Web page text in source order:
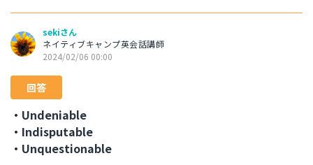
sekiさん
ネイティブキャンプ英会話講師
2024/02/06 00:00
回答
・Undeniable
・Indisputable
・Unquestionable